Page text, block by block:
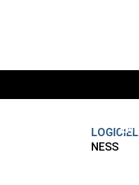
LOGICIEL
NESS
EN